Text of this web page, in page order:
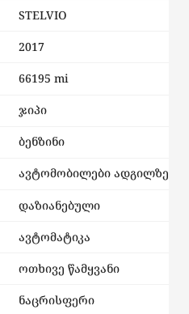
STELVIO
2017
66195 mi
ჯიპი
ბენზინი
ავტომობილები ადგილზე
დაზიანებული
ავტომატიკა
ოთხივე წამყვანი
ნაცრისფერი